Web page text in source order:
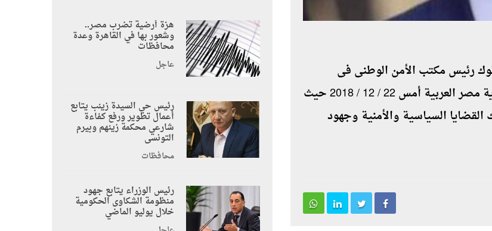
رئيس مكتب الأمن الوطنى فى
الجمهورية العربية السورية الذى قام ‏بزيارة إلى جمهورية مصر العربية أمس 22 / 12 / 2018 حيث
السياسية والأمنية وجهود
هزة أرضية تضرب مصر..
وشعور بها في القاهرة وعدة
محافظات
عاجل
رئيس حي السيدة زينب يتابع
أعمال تطوير ورفع كفاءة
شارعي محكمة زينهم وبيرم
التونسى
محافظات
رئيس الوزراء يتابع جهود
منظومة الشكاوى الحكومية
خلال يوليو الماضي